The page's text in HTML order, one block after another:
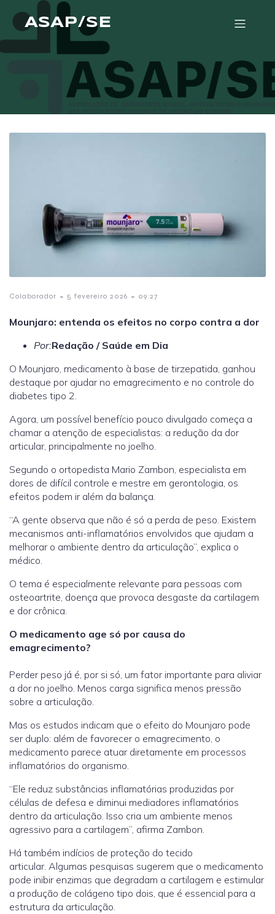
ASAP/SE
Colaborador - 5 fevereiro 2026 - 09:27
Mounjaro: entenda os efeitos no corpo contra a dor
Por:Redação / Saúde em Dia
O Mounjaro, medicamento à base de tirzepatida, ganhou
destaque por ajudar no emagrecimento e no controle do
diabetes tipo 2.
Agora, um possível benefício pouco divulgado começa a
chamar a atenção de especialistas: a redução da dor
articular, principalmente no joelho.
Segundo o ortopedista Mario Zambon, especialista em
dores de difícil controle e mestre em gerontologia, os
efeitos podem ir além da balança.
“A gente observa que não é só a perda de peso. Existem
mecanismos anti-inflamatórios envolvidos que ajudam a
melhorar o ambiente dentro da articulação”, explica o
médico.
O tema é especialmente relevante para pessoas com
osteoartrite, doença que provoca desgaste da cartilagem
e dor crônica.
O medicamento age só por causa do
emagrecimento?
Perder peso já é, por si só, um fator importante para aliviar
a dor no joelho. Menos carga significa menos pressão
sobre a articulação.
Mas os estudos indicam que o efeito do Mounjaro pode
ser duplo: além de favorecer o emagrecimento, o
medicamento parece atuar diretamente em processos
inflamatórios do organismo.
“Ele reduz substâncias inflamatórias produzidas por
células de defesa e diminui mediadores inflamatórios
dentro da articulação. Isso cria um ambiente menos
agressivo para a cartilagem”, afirma Zambon.
Há também indícios de proteção do tecido
articular. Algumas pesquisas sugerem que o medicamento
pode inibir enzimas que degradam a cartilagem e estimular
a produção de colágeno tipo dois, que é essencial para a
estrutura da articulação.